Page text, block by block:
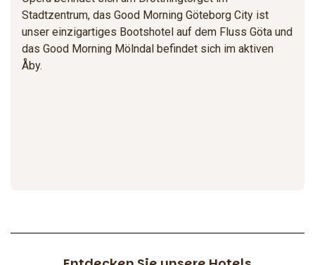
Stadtzentrum, das Good Morning Göteborg City ist
unser einzigartiges Bootshotel auf dem Fluss Göta und
das Good Morning Mölndal befindet sich im aktiven
Åby.